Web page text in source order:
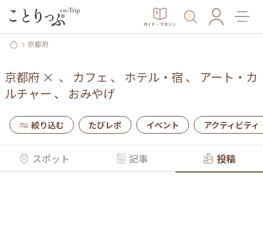
ガイド・マガジン
京都府
京都府 × 、 カフェ 、 ホテル・宿 、 アート・カ
ルチャー 、 おみやげ
絞り込む たびレポ イベント アクティビティ
スポット 記事 投稿